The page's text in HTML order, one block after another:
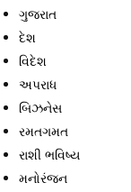
ગુજરાત
દેશ
વિદેશ
અપરાધ
બિઝનેસ
રમતગમત
રાશી ભવિષ્ય
મનોરંજન